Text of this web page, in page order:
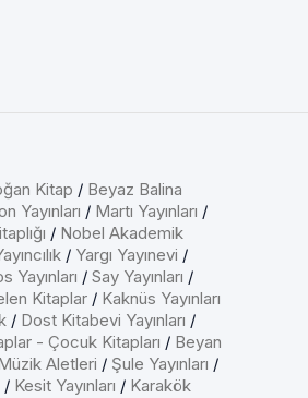
Kitap / Beyaz Balina
Yayınları / Martı Yayınları /
/ Nobel Akademik
/ Yargı Yayınevi /
Yayınları / Say Yayınları /
Kitaplar / Kaknüs Yayınları
/ Dost Kitabevi Yayınları /
- Çocuk Kitapları / Beyan
Aletleri / Şule Yayınları /
/ Kesit Yayınları / Karakök